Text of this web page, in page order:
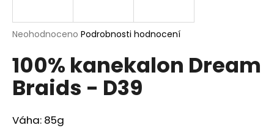
Průměrné
produktu
0,0
hvězdiček.
Neohodnoceno Podrobnosti hodnocení
100% kanekalon Dream
Braids - D39
Váha: 85g
j
t
?